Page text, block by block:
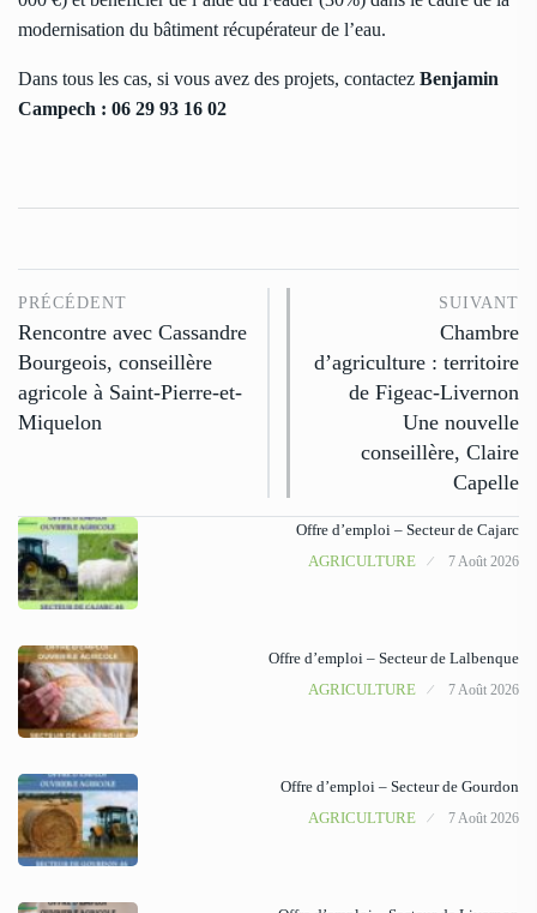
modernisation du bâtiment récupérateur de l’eau.
Dans tous les cas, si vous avez des projets, contactez Benjamin
Campech : 06 29 93 16 02
PRÉCÉDENT
Rencontre avec Cassandre
Bourgeois, conseillère
agricole à Saint-Pierre-et-
Miquelon
SUIVANT
Chambre
d’agriculture : territoire
de Figeac-Livernon
Une nouvelle
conseillère, Claire
Capelle
Offre d’emploi – Secteur de Cajarc
AGRICULTURE
7 Août 2026
Offre d’emploi – Secteur de Lalbenque
AGRICULTURE
7 Août 2026
Offre d’emploi – Secteur de Gourdon
AGRICULTURE
7 Août 2026